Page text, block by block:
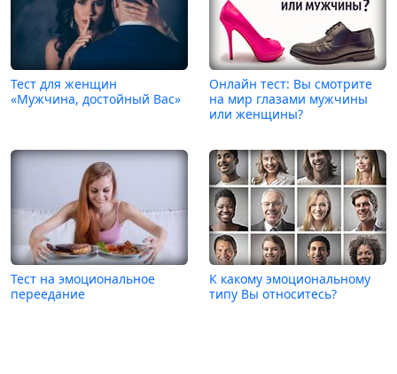
Тест для женщин
«Мужчина, достойный Вас»
Онлайн тест: Вы смотрите
на мир глазами мужчины
или женщины?
Тест на эмоциональное
переедание
К какому эмоциональному
типу Вы относитесь?